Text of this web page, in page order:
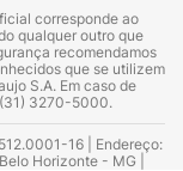
corresponde ao
qualquer outro que
recomendamos
que se utilizem
S.A. Em caso de
3270-5000.
16 | Endereço:
Horizonte - MG |